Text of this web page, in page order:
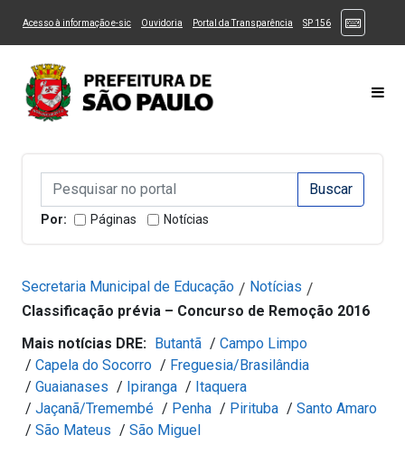
Ir ao Conteúdo Ir para menu principal Ir para busca 3
Alternar Alto Contraste
Acesso à informação e-sic(Link para um novo sítio)
Ouvidoria (Link para um novo sítio)
Portal da Transparência (Link para um novo sítio)
SP 156(Link para um
Campo de Busca de informações
Campo de Busca de informações Enviar a Busca
Por: Páginas Notícias
Secretaria Municipal de Educação / Notícias /
Classificação prévia – Concurso de Remoção 2016
Mais notícias DRE: Butantã / Campo Limpo
/ Capela do Socorro / Freguesia/Brasilândia
/ Guaianases / Ipiranga / Itaquera
/ Jaçanã/Tremembé / Penha / Pirituba / Santo Amaro
/ São Mateus / São Miguel